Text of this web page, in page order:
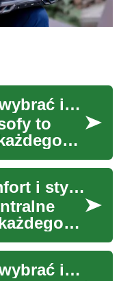
Kanapy i sofy: Jak wybrać idealny mebel do salonu
to
salonu,
Kanapy i sofy: Komfort i styl w Twoim salonie
nie
do
Kanapy i sofy: Jak wybrać idealny mebel do swojego salonu